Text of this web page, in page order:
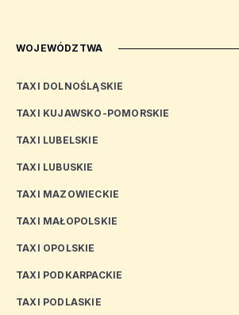
WOJEWÓDZTWA
TAXI DOLNOŚLĄSKIE
TAXI KUJAWSKO-POMORSKIE
TAXI LUBELSKIE
TAXI LUBUSKIE
TAXI MAZOWIECKIE
TAXI MAŁOPOLSKIE
TAXI OPOLSKIE
TAXI PODKARPACKIE
TAXI PODLASKIE